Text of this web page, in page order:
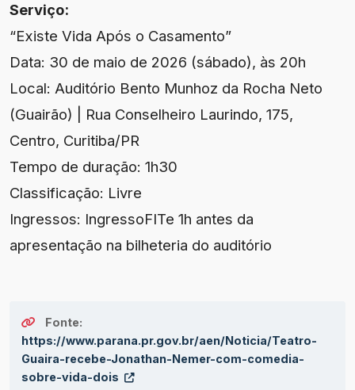
Serviço:
“Existe Vida Após o Casamento”
Data: 30 de maio de 2026 (sábado), às 20h
Local: Auditório Bento Munhoz da Rocha Neto
(Guairão) | Rua Conselheiro Laurindo, 175,
Centro, Curitiba/PR
Tempo de duração: 1h30
Classificação: Livre
Ingressos: IngressoFITe 1h antes da
apresentação na bilheteria do auditório
Fonte:
https://www.parana.pr.gov.br/aen/Noticia/Teatro-
Guaira-recebe-Jonathan-Nemer-com-comedia-
sobre-vida-dois